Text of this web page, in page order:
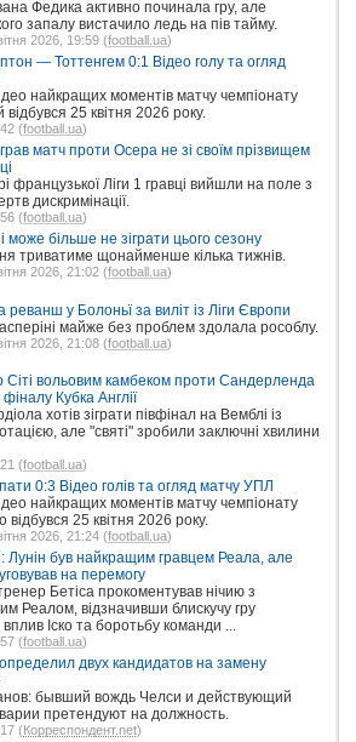
Федика активно починала гру, але
запалу вистачило ледь на пів тайму.
2026, 19:59 (football.ua)
— Тоттенгем 0:1 Відео голу та огляд
найкращих моментів матчу чемпіонату
відбувся 25 квітня 2026 року.
(football.ua)
матч проти Осера не зі своїм прізвищем
французької Ліги 1 гравці вийшли на поле з
дискримінації.
(football.ua)
може більше не зіграти цього сезону
триватиме щонайменше кілька тижнів.
2026, 21:02 (football.ua)
реванш у Болоньї за виліт із Ліги Європи
майже без проблем здолала рособлу.
2026, 21:08 (football.ua)
Сіті вольовим камбеком проти Сандерленда
Кубка Англії
хотів зіграти півфінал на Вемблі із
але "святі" зробили заключні хвилини
(football.ua)
0:3 Відео голів та огляд матчу УПЛ
найкращих моментів матчу чемпіонату
відбувся 25 квітня 2026 року.
2026, 21:24 (football.ua)
Лунін був найкращим гравцем Реала, але
на перемогу
Бетіса прокоментував нічию з
Реалом, відзначивши блискучу гру
вплив Іско та боротьбу команди ...
(football.ua)
двух кандидатов на замену
бывший вождь Челси и действующий
претендуют на должность.
(Корреспондент.net)